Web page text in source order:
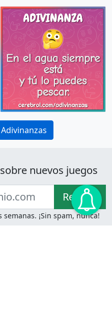
nuevos juegos
Recibir!
¡Sin spam, nunca!